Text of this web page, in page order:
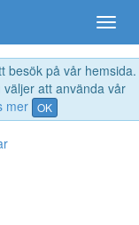
besök på vår hemsida.
att använda vår
mer OK